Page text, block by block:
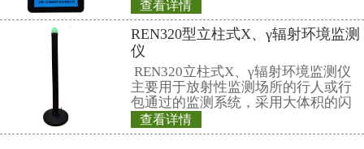
RenRiArea辐射区
具有RS485/RS232
头均可单独外接报
情况下就地给出声
REN-GM-L型 GM管
查看详情
铅屏风、铅衣架、
牌、分源防护屏、
护套、报警灯
单联移动式防护屏
H×W：1800×900